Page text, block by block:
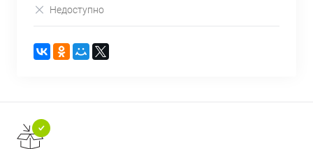
Недоступно